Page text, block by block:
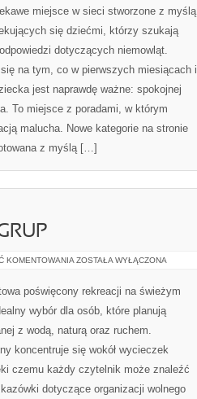
miejsce w sieci stworzone z myślą
się dziećmi, którzy szukają
dotyczących niemowląt.
na tym, co w pierwszych miesiącach i
jest naprawdę ważne: spokojnej
To miejsce z poradami, w którym
malucha. Nowe kategorie na stronie
z myślą […]
KOMENTOWANIA PORADNIKI
GRUP
ZOSTAŁA WYŁĄCZONA
poświęcony rekreacji na świeżym
wybór dla osób, które planują
z wodą, naturą oraz ruchem.
koncentruje się wokół wycieczek
czemu każdy czytelnik może znaleźć
dotyczące organizacji wolnego